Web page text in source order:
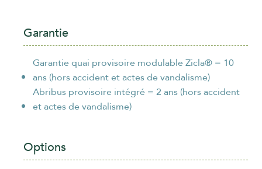
Garantie
Garantie quai provisoire modulable Zicla® = 10
ans (hors accident et actes de vandalisme)
Abribus provisoire intégré = 2 ans (hors accident
et actes de vandalisme)
Options